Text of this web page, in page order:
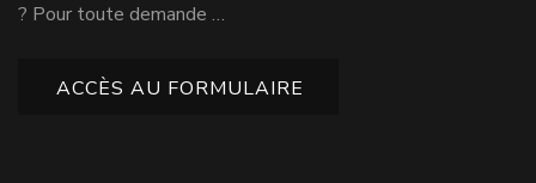
? Pour toute demande …
ACCÈS AU FORMULAIRE